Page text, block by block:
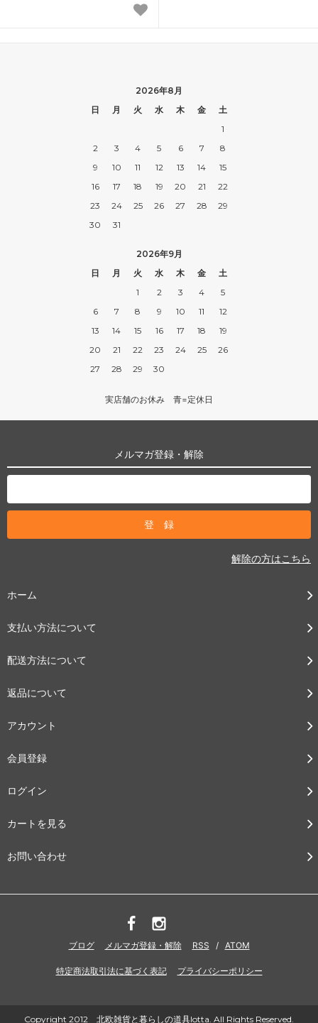
2026年8月
日
月 火 水 木 金
土
1
2
3 4 5 6 7
8
9
10 11 12 13 14
15
16
17 18 19 20 21
22
23
24 25 26 27 28
29
30
31
2026年9月
日
月 火 水 木 金
土
1
2 3 4
5
6
7 8 9 10 11
12
13
14 15 16 17 18
19
20
21 22 23 24 25
26
27
28 29 30
実店舗のお休み 青=定休日
メルマガ登録・解除
解除の方はこちら
ホーム
支払い方法について
配送方法について
返品について
アカウント
会員登録
ログイン
カートを見る
お問い合わせ
ブログ メルマガ登録・解除 RSS / ATOM
特定商法取引法に基づく表記 プライバシーポリシー
Copyright 2012 北欧雑貨と暮らしの道具lotta. All Rights Reserved.